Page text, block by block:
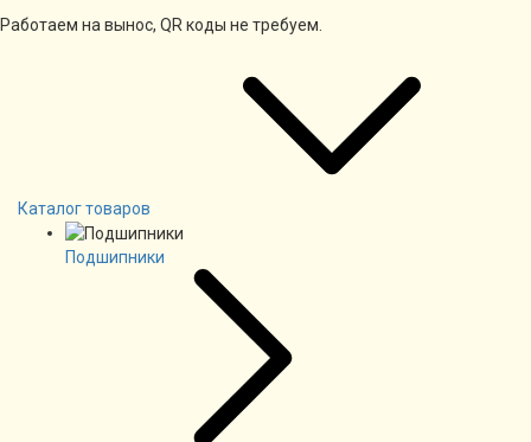
Работаем на вынос, QR коды не требуем.
Каталог товаров
Подшипники